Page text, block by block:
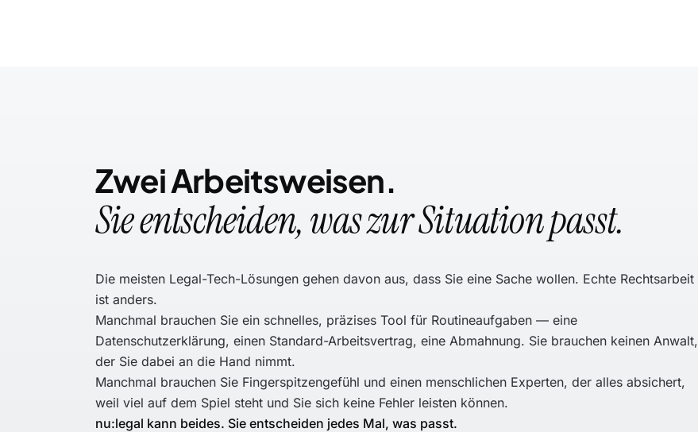
Zwei Arbeitsweisen.
Sie entscheiden, was zur Situation passt.
Die meisten Legal-Tech-Lösungen gehen davon aus, dass Sie eine Sache wollen. Echte Rechtsarbeit
ist anders.
Manchmal brauchen Sie ein schnelles, präzises Tool für Routineaufgaben — eine
Datenschutzerklärung, einen Standard-Arbeitsvertrag, eine Abmahnung. Sie brauchen keinen Anwalt,
der Sie dabei an die Hand nimmt.
Manchmal brauchen Sie Fingerspitzengefühl und einen menschlichen Experten, der alles absichert,
weil viel auf dem Spiel steht und Sie sich keine Fehler leisten können.
nu:legal kann beides. Sie entscheiden jedes Mal, was passt.